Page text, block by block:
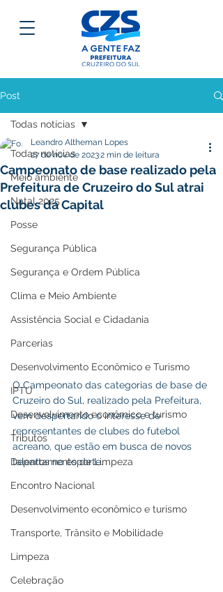
Post
Todas notícias
Meio ambiente
Natal 2025
Posse
Segurança Pública
Segurança e Ordem Pública
Clima e Meio Ambiente
Assistência Social e Cidadania
Parcerias
Desenvolvimento Econômico e Turismo
IPTU
Desenvolvimento econômico e turismo
Tributos
Departamento de Limpeza
Encontro Nacional
Desenvolvimento econômico e turismo
Transporte, Trânsito e Mobilidade
Limpeza
Celebração
Todas notícias
Campeonato de base realizado pela
Prefeitura de Cruzeiro do Sul atrai
clubes da Capital
Leandro Altheman Lopes
27 de nov. de 20232 min de leitura
O Campeonato das categorias de base de
Cruzeiro do Sul, realizado pela Prefeitura,
vem despertando o interesse de
representantes de clubes do futebol
acreano, que estão em busca de novos
talentos no esporte.